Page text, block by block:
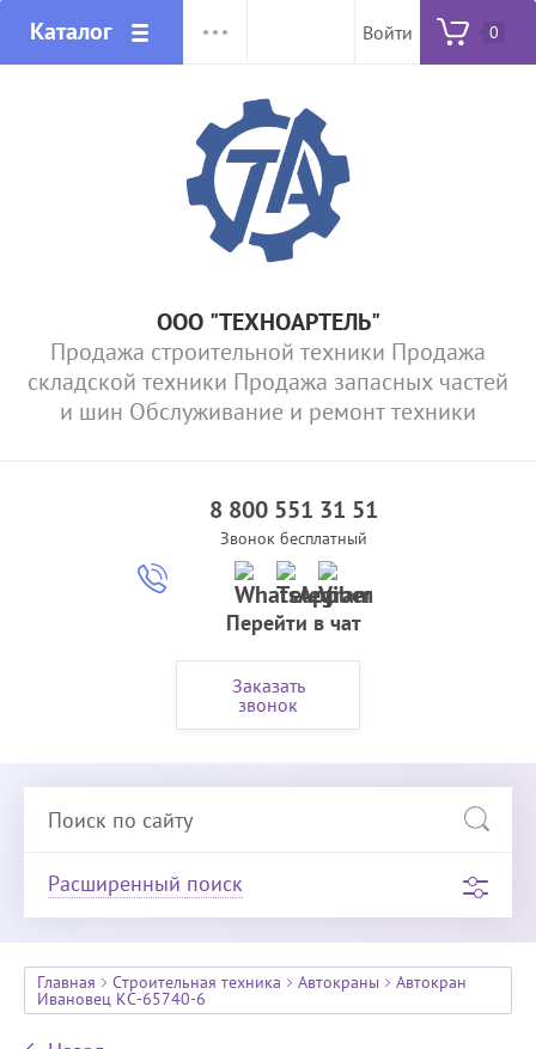
Каталог Войти 0
ООО "ТЕХНОАРТЕЛЬ"
Продажа строительной техники Продажа
складской техники Продажа запасных частей
и шин Обслуживание и ремонт техники
8 800 551 31 51
Звонок бесплатный
Перейти в чат
Заказать
звонок
Расширенный поиск
Главная Строительная техника Автокраны Автокран
Ивановец КС-65740-6